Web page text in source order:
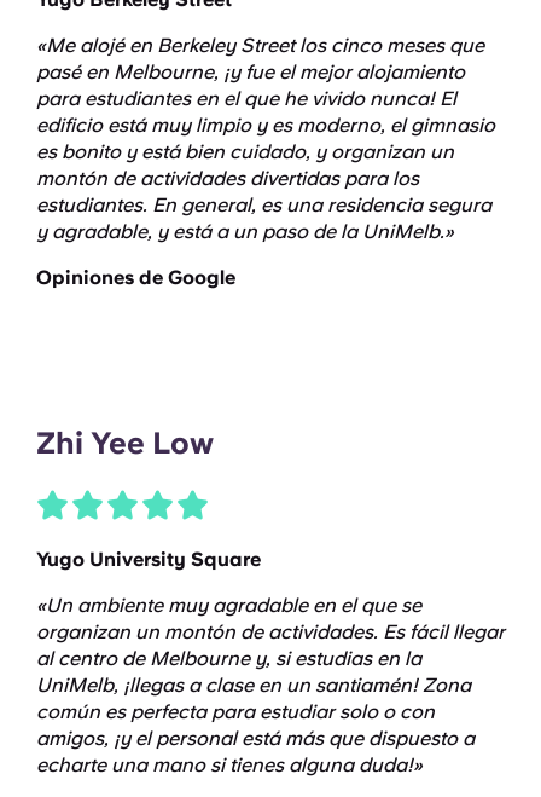
«Me alojé en Berkeley Street los cinco meses que
pasé en Melbourne, ¡y fue el mejor alojamiento
para estudiantes en el que he vivido nunca! El
edificio está muy limpio y es moderno, el gimnasio
es bonito y está bien cuidado, y organizan un
montón de actividades divertidas para los
estudiantes. En general, es una residencia segura
y agradable, y está a un paso de la UniMelb.»
Opiniones de Google
Zhi Yee Low
Yugo University Square
«Un ambiente muy agradable en el que se
organizan un montón de actividades. Es fácil llegar
al centro de Melbourne y, si estudias en la
UniMelb, ¡llegas a clase en un santiamén! Zona
común es perfecta para estudiar solo o con
amigos, ¡y el personal está más que dispuesto a
echarte una mano si tienes alguna duda!»